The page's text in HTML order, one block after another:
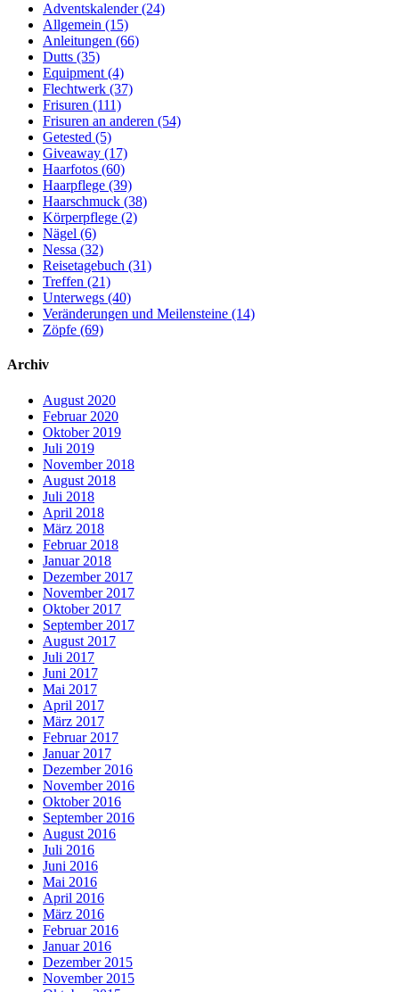
Adventskalender (24)
Allgemein (15)
Anleitungen (66)
Dutts (35)
Equipment (4)
Flechtwerk (37)
Frisuren (111)
Frisuren an anderen (54)
Getested (5)
Giveaway (17)
Haarfotos (60)
Haarpflege (39)
Haarschmuck (38)
Körperpflege (2)
Nägel (6)
Nessa (32)
Reisetagebuch (31)
Treffen (21)
Unterwegs (40)
Veränderungen und Meilensteine (14)
Zöpfe (69)
Archiv
August 2020
Februar 2020
Oktober 2019
Juli 2019
November 2018
August 2018
Juli 2018
April 2018
März 2018
Februar 2018
Januar 2018
Dezember 2017
November 2017
Oktober 2017
September 2017
August 2017
Juli 2017
Juni 2017
Mai 2017
April 2017
März 2017
Februar 2017
Januar 2017
Dezember 2016
November 2016
Oktober 2016
September 2016
August 2016
Juli 2016
Juni 2016
Mai 2016
April 2016
März 2016
Februar 2016
Januar 2016
Dezember 2015
November 2015